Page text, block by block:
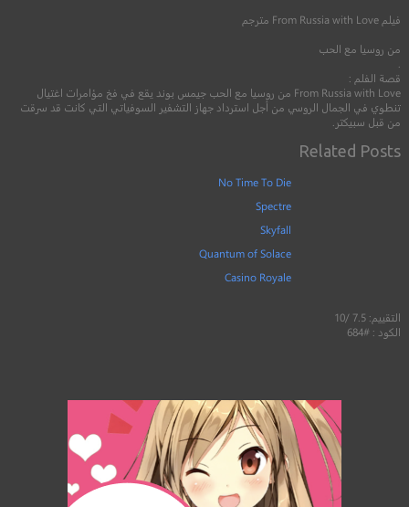
فيلم From Russia with Love مترجم
من روسيا مع الحب
قصة الفلم :
From Russia with Love من روسيا مع الحب جيمس بوند يقع في فخ مؤامرات اغتيال
تنطوي في الجمال الروسي من أجل استرداد جهاز التشفير السوفياتي التي كانت قد سرقت
من قبل سبيكتر.
Related Posts
No Time To Die
Spectre
Skyfall
Quantum of Solace
Casino Royale
التقييم: 7.5 /10
الكود : #684